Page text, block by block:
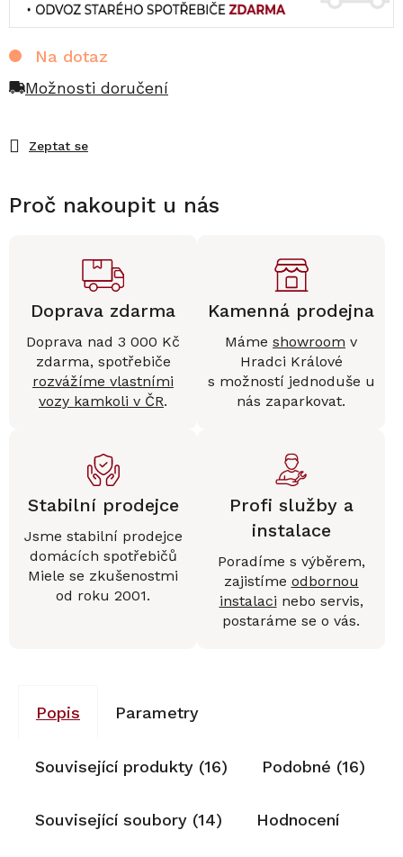
Zeptat se
Na dotaz
Možnosti doručení
Proč nakoupit u nás
Doprava zdarma
Doprava nad 3 000 Kč
zdarma, spotřebiče
rozvážíme vlastními
vozy kamkoli v ČR.
Kamenná prodejna
Máme showroom v
Hradci Králové
s možností jednoduše u
nás zaparkovat.
Stabilní prodejce
Jsme stabilní prodejce
domácích spotřebičů
Miele se zkušenostmi
od roku 2001.
Profi služby a
instalace
Poradíme s výběrem,
zajistíme odbornou
instalaci nebo servis,
postaráme se o vás.
Popis Parametry
Související produkty (16) Podobné (16)
Související soubory (14) Hodnocení